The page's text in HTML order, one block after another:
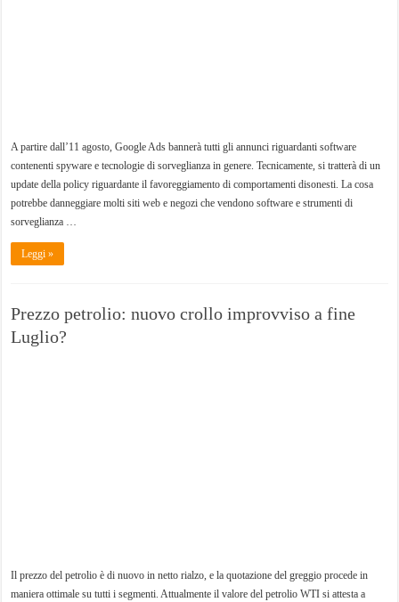
A partire dall’11 agosto, Google Ads bannerà tutti gli annunci riguardanti software
contenenti spyware e tecnologie di sorveglianza in genere. Tecnicamente, si tratterà di un
update della policy riguardante il favoreggiamento di comportamenti disonesti. La cosa
potrebbe danneggiare molti siti web e negozi che vendono software e strumenti di
sorveglianza …
Leggi »
Prezzo petrolio: nuovo crollo improvviso a fine
Luglio?
Il prezzo del petrolio è di nuovo in netto rialzo, e la quotazione del greggio procede in
maniera ottimale su tutti i segmenti. Attualmente il valore del petrolio WTI si attesta a